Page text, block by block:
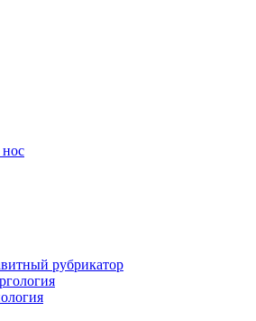
нос
рубрикатор